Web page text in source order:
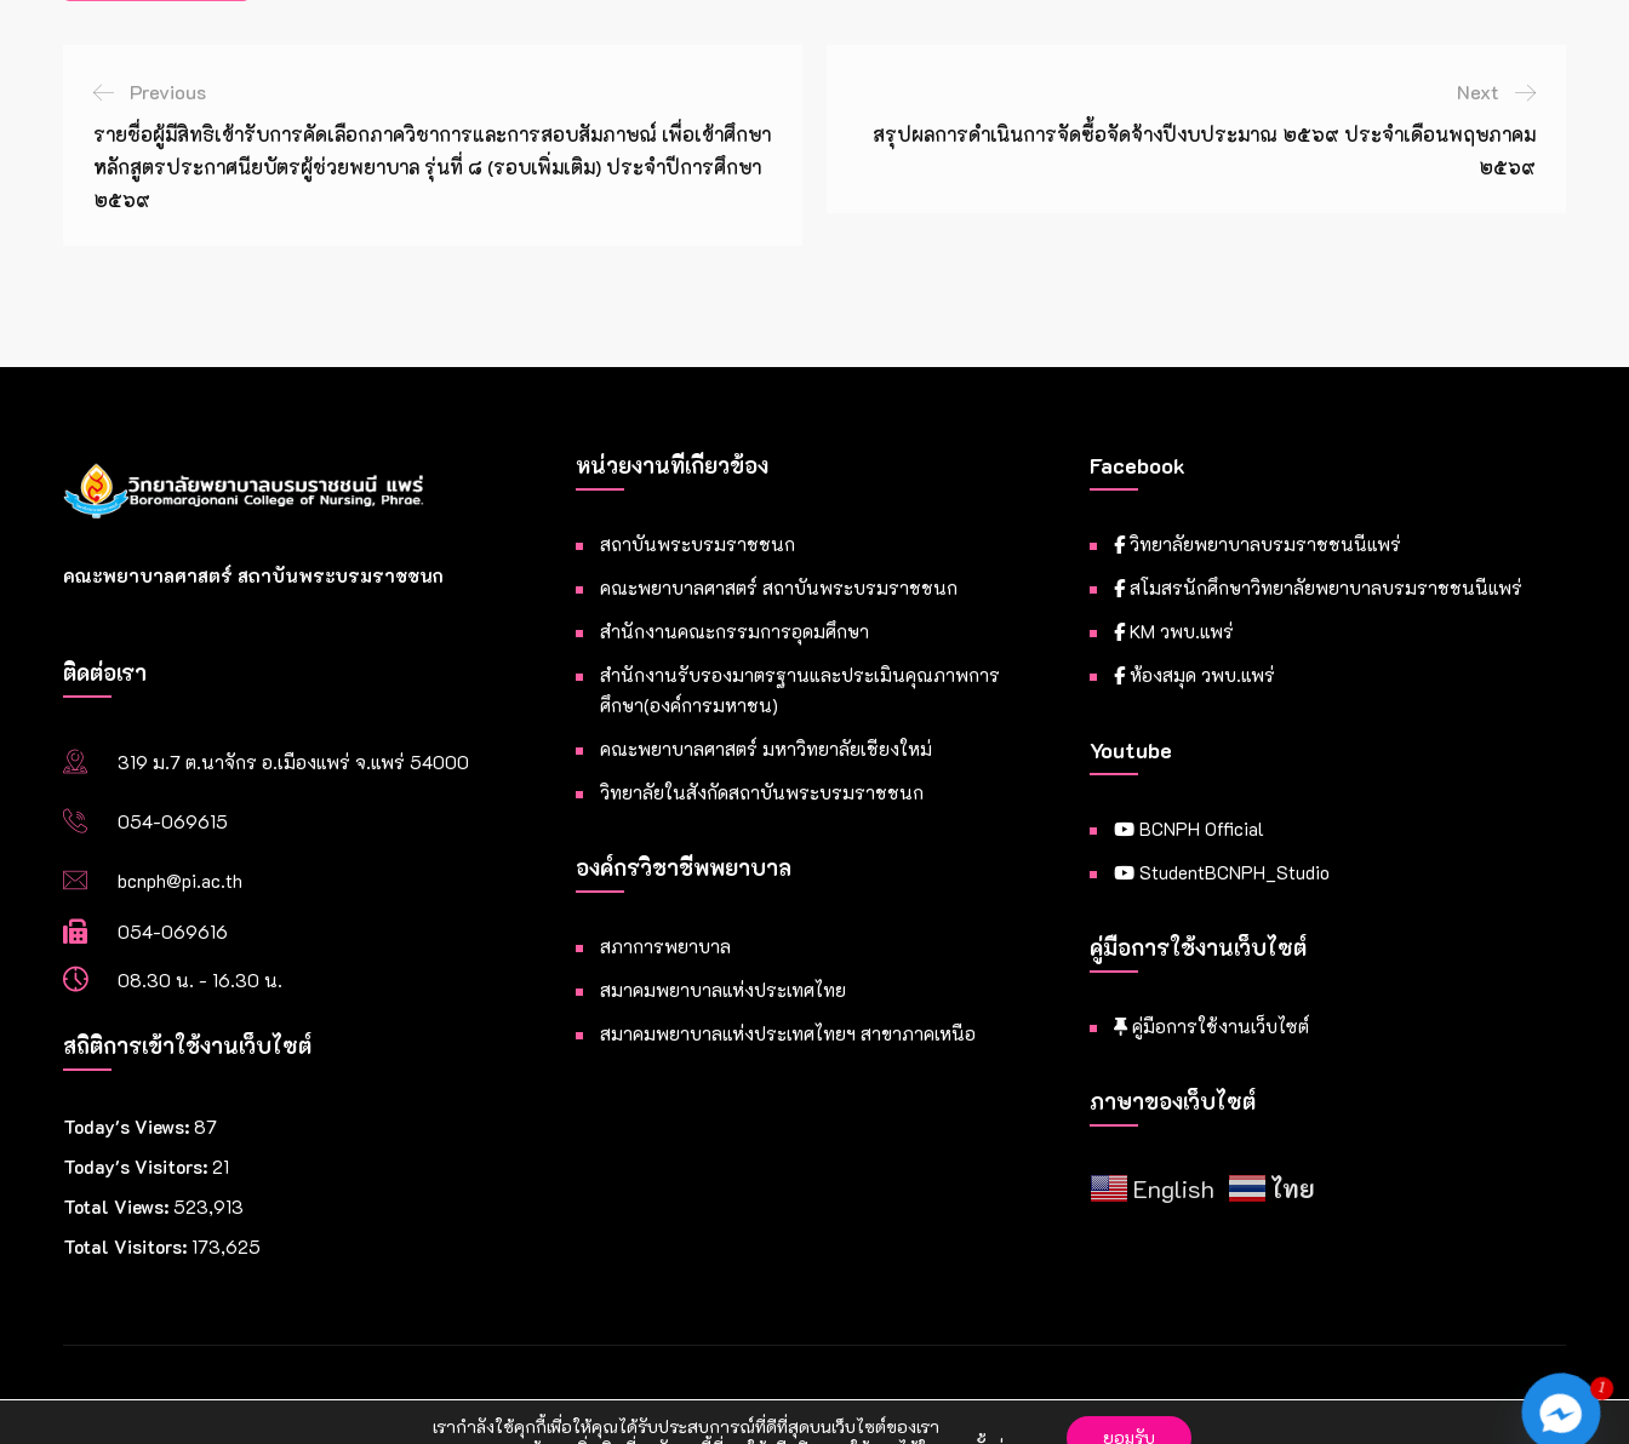
Previous
รายชื่อผู้มีสิทธิเข้ารับการคัดเลือกภาควิชาการและการสอบสัมภาษณ์ เพื่อเข้าศึกษา
หลักสูตรประกาศนียบัตรผู้ช่วยพยาบาล รุ่นที่ ๘ (รอบเพิ่มเติม) ประจำปีการศึกษา
๒๕๖๙
Next
สรุปผลการดำเนินการจัดซื้อจัดจ้างปีงบประมาณ ๒๕๖๙ ประจำเดือนพฤษภาคม
๒๕๖๙
คณะพยาบาลศาสตร์ สถาบันพระบรมราชชนก
ติดต่อเรา
319 ม.7 ต.นาจักร อ.เมืองแพร่ จ.แพร่ 54000
054-069615
bcnph@pi.ac.th
054-069616
08.30 น. - 16.30 น.
สถิติการเข้าใช้งานเว็บไซต์
Today's Views: 87
Today's Visitors: 21
Total Views: 523,913
Total Visitors: 173,625
หน่วยงานที่เกี่ยวข้อง
สถาบันพระบรมราชชนก
คณะพยาบาลศาสตร์ สถาบันพระบรมราชชนก
สำนักงานคณะกรรมการอุดมศึกษา
สำนักงานรับรองมาตรฐานและประเมินคุณภาพการ
ศึกษา(องค์การมหาชน)
คณะพยาบาลศาสตร์ มหาวิทยาลัยเชียงใหม่
วิทยาลัยในสังกัดสถาบันพระบรมราชชนก
องค์กรวิชาชีพพยาบาล
สภาการพยาบาล
สมาคมพยาบาลแห่งประเทศไทย
สมาคมพยาบาลแห่งประเทศไทยฯ สาขาภาคเหนือ
Facebook
วิทยาลัยพยาบาลบรมราชชนนีแพร่
สโมสรนักศึกษาวิทยาลัยพยาบาลบรมราชชนนีแพร่
KM วพบ.แพร่
ห้องสมุด วพบ.แพร่
Youtube
BCNPH Official
StudentBCNPH_Studio
คู่มือการใช้งานเว็บไซต์
คู่มือการใช้งานเว็บไซต์
ภาษาของเว็บไซต์
English ไทย
เรากำลังใช้คุกกี้เพื่อให้คุณได้รับประสบการณ์ที่ดีที่สุดบนเว็บไซต์ของเรา
ยอมรับ
1